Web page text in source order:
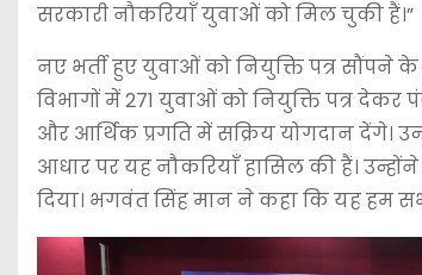
सरकारी नौकरियाँ युवाओं को मिल चुकी हैं।”
नए भर्ती हुए युवाओं को नियुक्ति पत्र
विभागों में 271 युवाओं को नियुक्ति पत्र
और आर्थिक प्रगति में सक्रिय योगदान देंगे।
आधार पर यह नौकरियाँ हासिल की हैं।
दिया। भगवंत सिंह मान ने कहा कि यह हम